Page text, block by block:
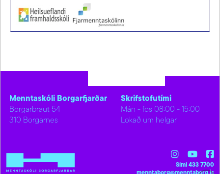
Menntaskóli Borgarfjarðar
Borgarbraut 54
310 Borgarnes
Skrifstofutími
Mán - fös 08:00 - 15:00
Lokað um helgar
Sími 433 7700